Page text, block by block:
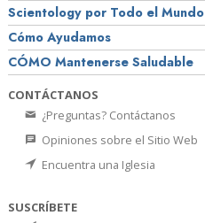
Scientology por Todo el Mundo
Cómo Ayudamos
CÓMO Mantenerse Saludable
CONTÁCTANOS
¿Preguntas? Contáctanos
Opiniones sobre el Sitio Web
Encuentra una Iglesia
SUSCRÍBETE